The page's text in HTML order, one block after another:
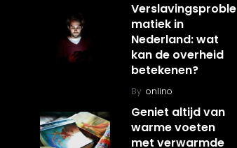
Verslavingsproble
matiek in
Nederland: wat
kan de overheid
betekenen?
By onlino
Geniet altijd van
warme voeten
met verwarmde